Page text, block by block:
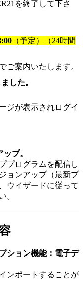
を終了して下さ
（予定） （24時間
ご案内いたします。
した。
ジが表示されログイ
プ。
プログラムを配信し
ョンアップ（最新プ
ウイザードに従って
。
ション機能：電子デ
ンポートすることが